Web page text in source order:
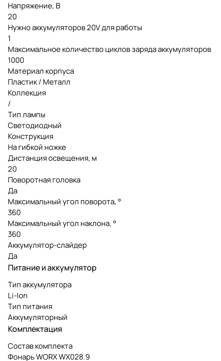
Напряжение, В
20
Нужно аккумуляторов 20V для работы
1
Максимальное количество циклов заряда аккумуляторов
1000
Материал корпуса
Пластик / Металл
Коллекция
/
Тип лампы
Светодиодный
Конструкция
На гибкой ножке
Дистанция освещения, м
20
Поворотная головка
Да
Максимальный угол поворота, °
360
Максимальный угол наклона, °
360
Аккумулятор-слайдер
Да
Питание и аккумулятор
Тип аккумулятора
Li-Ion
Тип питания
Аккумуляторный
Комплектация
Состав комплекта
Фонарь WORX WX028.9